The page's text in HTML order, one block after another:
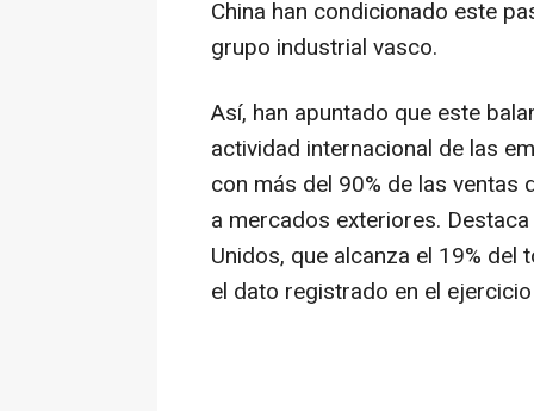
China han condicionado este
grupo industrial vasco.
Así, han apuntado que este
actividad internacional de las
con más del 90% de las
a mercados exteriores.
Unidos, que alcanza el 19%
el dato registrado en el